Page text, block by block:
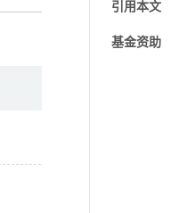
引用本文
基金资助